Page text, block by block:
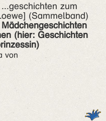
zum
(Sammelband)
(hier: Geschichten
von